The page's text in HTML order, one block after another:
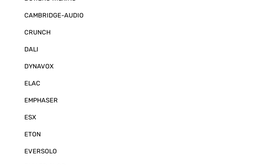
CAMBRIDGE-AUDIO
CRUNCH
DALI
DYNAVOX
ELAC
EMPHASER
ESX
ETON
EVERSOLO